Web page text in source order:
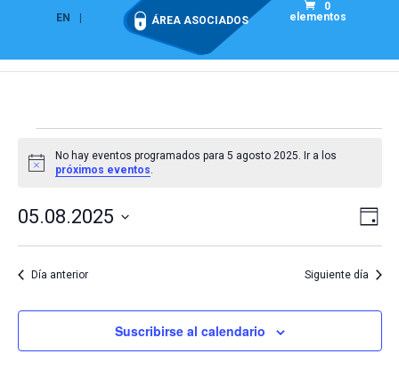
EN ÁREA ASOCIADOS
0
elementos
en
agosto
2025
Aviso
No hay eventos programados para 5 agosto 2025. Ir a los
próximos eventos.
de
de
Día
05.08.2025
Seleccionar
fecha.
Día anterior Siguiente día
Suscribirse al calendario